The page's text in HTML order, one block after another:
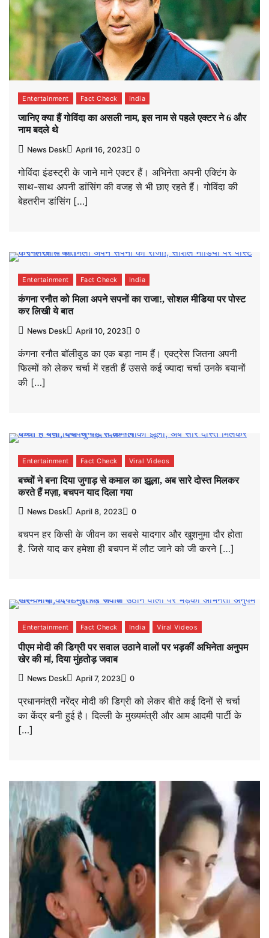
Entertainment Fact Check India
जानिए क्या हैं गोविंदा का असली नाम, इस नाम से पहले एक्टर ने 6 और
नाम बदले थे
News Desk April 16, 2023 0
गोविंदा इंडस्ट्री के जाने माने एक्टर हैं। अभिनेता अपनी एक्टिंग के
साथ-साथ अपनी डांसिंग की वजह से भी छाए रहते हैं। गोविंदा की
बेहतरीन डांसिंग […]
Entertainment Fact Check India
कंगना रनौत को मिला अपने सपनों का राजा!, सोशल मीडिया पर पोस्ट
कर लिखी ये बात
News Desk April 10, 2023 0
कंगना रनौत बॉलीवुड का एक बड़ा नाम हैं। एक्ट्रेस जितना अपनी
फिल्मों को लेकर चर्चा में रहती हैं उससे कई ज्यादा चर्चा उनके बयानों
की […]
Entertainment Fact Check Viral Videos
बच्चों ने बना दिया जुगाड़ से कमाल का झूला, अब सारे दोस्त मिलकर
करते हैं मज़ा, बचपन याद दिला गया
News Desk April 8, 2023 0
बचपन हर किसी के जीवन का सबसे यादगार और खुशनुमा दौर होता
है. जिसे याद कर हमेशा ही बचपन में लौट जाने को जी करने […]
Entertainment Fact Check India Viral Videos
पीएम मोदी की डिग्री पर सवाल उठाने वालों पर भड़कीं अभिनेता अनुपम
खेर की मां, दिया मुंहतोड़ जवाब
News Desk April 7, 2023 0
प्रधानमंत्री नरेंद्र मोदी की डिग्री को लेकर बीते कई दिनों से चर्चा
का केंद्र बनी हुई है। दिल्ली के मुख्यमंत्री और आम आदमी पार्टी के
[…]